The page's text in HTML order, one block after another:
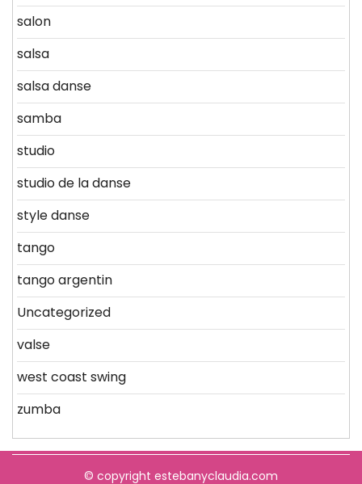
salon
salsa
salsa danse
samba
studio
studio de la danse
style danse
tango
tango argentin
Uncategorized
valse
west coast swing
zumba
© copyright estebanyclaudia.com